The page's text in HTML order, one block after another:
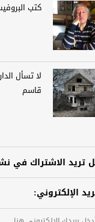
كتب
لا تسأل
قاسم
تريد الاشتراك في
الإلكتروني: